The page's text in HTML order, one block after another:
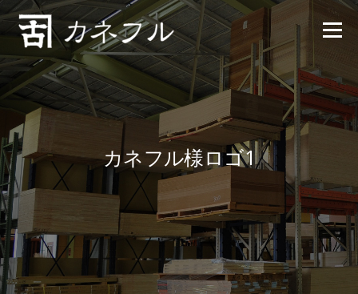
コンテンツへスキップ
メニュー
カネフル様ロゴ1